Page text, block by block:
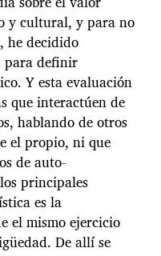
y cultural, y para no
he decidido
para definir
Y esta evaluación
que interactúen de
hablando de otros
el propio, ni que
de auto-
principales
es la
el mismo ejercicio
De allí se